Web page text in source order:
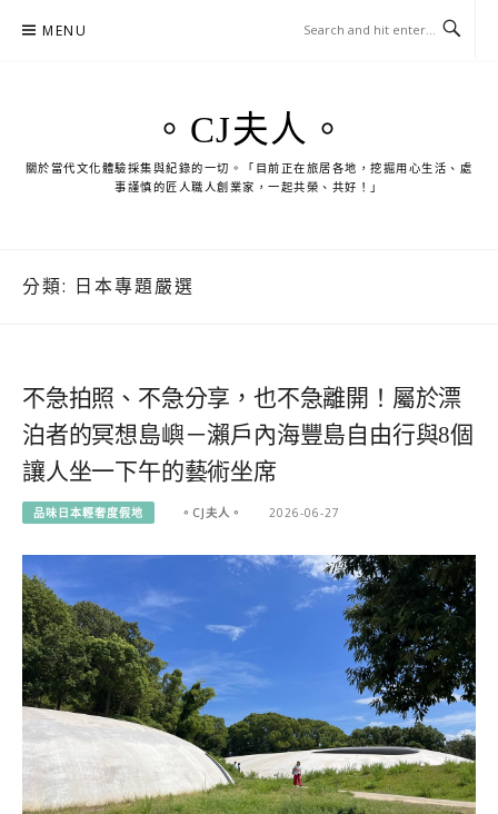
MENU
。CJ夫人。
關於當代文化體驗採集與紀錄的一切。「目前正在旅居各地，挖掘用心生活、處
事謹慎的匠人職人創業家，一起共榮、共好！」
分類: 日本專題嚴選
不急拍照、不急分享，也不急離開！屬於漂
泊者的冥想島嶼－瀨戶內海豐島自由行與8個
讓人坐一下午的藝術坐席
品味日本輕奢度假地 。CJ夫人。 2026-06-27